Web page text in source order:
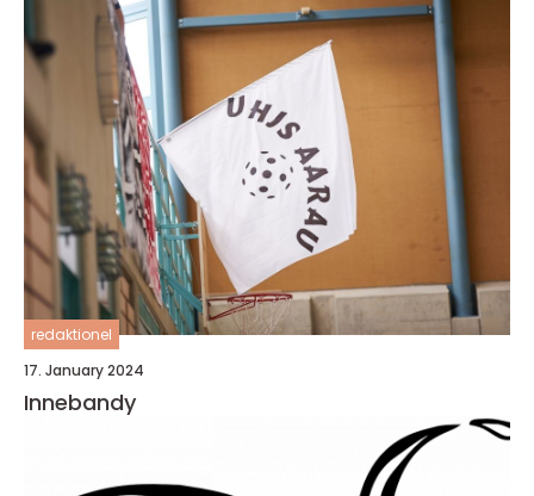
redaktionel
17. January 2024
Innebandy